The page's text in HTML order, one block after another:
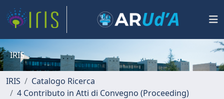
IRIS
IRIS
Catalogo Ricerca
4 Contributo in Atti di Convegno (Proceeding)